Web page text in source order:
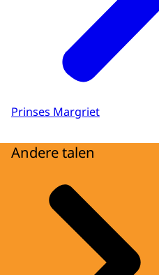
Prinses Margriet
Andere talen